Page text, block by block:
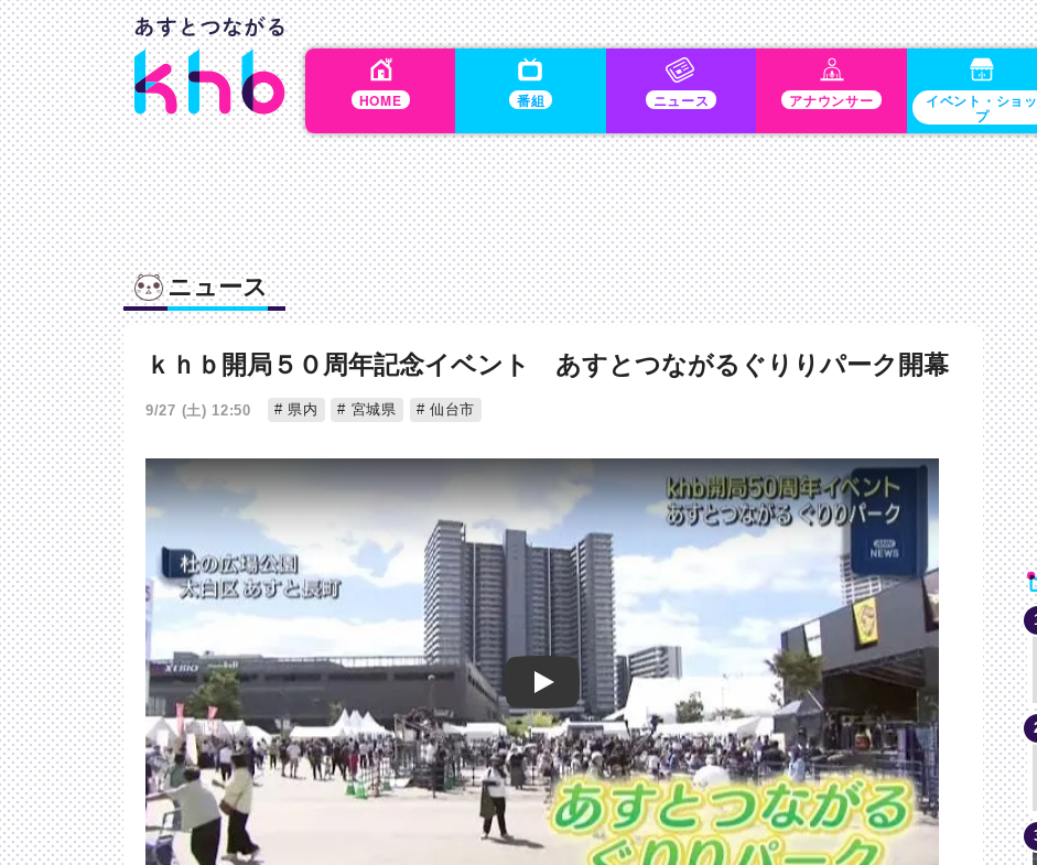
HOME 番組 ニュース アナウンサー イベント・ショッ
プ
ニュース
ｋｈｂ開局５０周年記念イベント あすとつながるぐりりパーク開幕
9/27 (土) 12:50 県内 宮城県 仙台市
Play